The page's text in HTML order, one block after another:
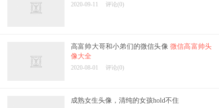
2020-09-11 评论(0)
高富帅大哥和小弟们的微信头像 微信高富帅头
像大全
2020-08-01 评论(0)
成熟女生头像，清纯的女孩hold不住